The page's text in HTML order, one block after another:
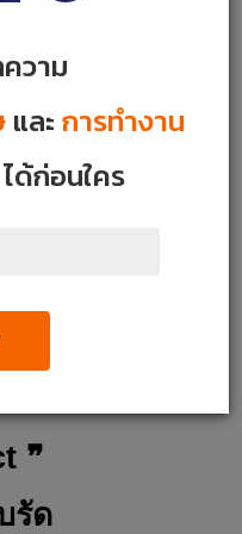
❞
รัด
วาม
และ การทำงาน
ได้ก่อนใคร